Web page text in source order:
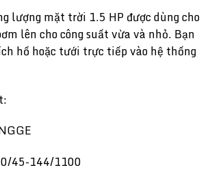
lượng mặt trời 1.5 HP được dùng cho
lên cho công suất vừa và nhỏ. Bạn
hồ hoặc tưới trực tiếp vào hệ thống
45-144/1100